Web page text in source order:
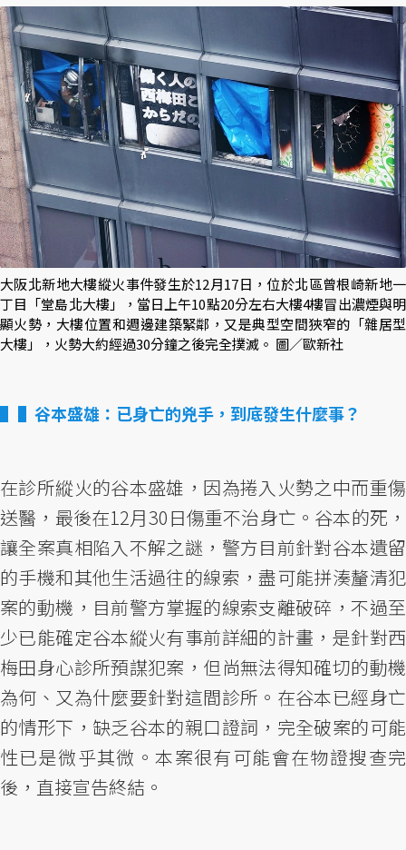
大阪北新地大樓縱火事件發生於12月17日，位於北區曾根崎新地一
丁目「堂島北大樓」，當日上午10點20分左右大樓4樓冒出濃煙與明
顯火勢，大樓位置和週邊建築緊鄰，又是典型空間狹窄的「雜居型
大樓」，火勢大約經過30分鐘之後完全撲滅。 圖／歐新社
▌谷本盛雄：已身亡的兇手，到底發生什麼事？
在診所縱火的谷本盛雄，因為捲入火勢之中而重傷
送醫，最後在12月30日傷重不治身亡。谷本的死，
讓全案真相陷入不解之謎，警方目前針對谷本遺留
的手機和其他生活過往的線索，盡可能拼湊釐清犯
案的動機，目前警方掌握的線索支離破碎，不過至
少已能確定谷本縱火有事前詳細的計畫，是針對西
梅田身心診所預謀犯案，但尚無法得知確切的動機
為何、又為什麼要針對這間診所。在谷本已經身亡
的情形下，缺乏谷本的親口證詞，完全破案的可能
性已是微乎其微。本案很有可能會在物證搜查完
後，直接宣告終結。